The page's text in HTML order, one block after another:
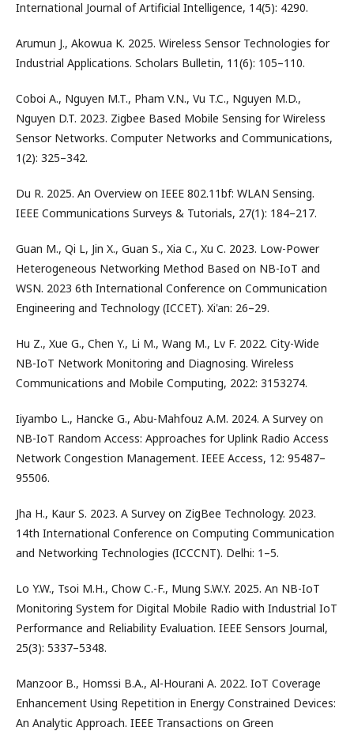
International Journal of Artificial Intelligence, 14(5): 4290.
Arumun J., Akowua K. 2025. Wireless Sensor Technologies for
Industrial Applications. Scholars Bulletin, 11(6): 105–110.
Coboi A., Nguyen M.T., Pham V.N., Vu T.C., Nguyen M.D.,
Nguyen D.T. 2023. Zigbee Based Mobile Sensing for Wireless
Sensor Networks. Computer Networks and Communications,
1(2): 325–342.
Du R. 2025. An Overview on IEEE 802.11bf: WLAN Sensing.
IEEE Communications Surveys & Tutorials, 27(1): 184–217.
Guan M., Qi L, Jin X., Guan S., Xia C., Xu C. 2023. Low-Power
Heterogeneous Networking Method Based on NB-IoT and
WSN. 2023 6th International Conference on Communication
Engineering and Technology (ICCET). Xi'an: 26–29.
Hu Z., Xue G., Chen Y., Li M., Wang M., Lv F. 2022. City-Wide
NB-IoT Network Monitoring and Diagnosing. Wireless
Communications and Mobile Computing, 2022: 3153274.
Iiyambo L., Hancke G., Abu-Mahfouz A.M. 2024. A Survey on
NB-IoT Random Access: Approaches for Uplink Radio Access
Network Congestion Management. IEEE Access, 12: 95487–
95506.
Jha H., Kaur S. 2023. A Survey on ZigBee Technology. 2023.
14th International Conference on Computing Communication
and Networking Technologies (ICCCNT). Delhi: 1–5.
Lo Y.W., Tsoi M.H., Chow C.-F., Mung S.W.Y. 2025. An NB-IoT
Monitoring System for Digital Mobile Radio with Industrial IoT
Performance and Reliability Evaluation. IEEE Sensors Journal,
25(3): 5337–5348.
Manzoor B., Homssi B.A., Al-Hourani A. 2022. IoT Coverage
Enhancement Using Repetition in Energy Constrained Devices:
An Analytic Approach. IEEE Transactions on Green